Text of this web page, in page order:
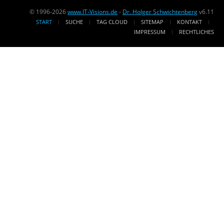
© 1996-2026www.IT-Visions.de - Dr. Holger Schwichtenbergv6.11
START SUCHE TAG CLOUD SITEMAP
KONTAKT
IMPRESSUM
RECHTLICHES